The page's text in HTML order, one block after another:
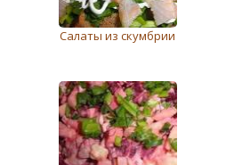
Салаты из скумбрии